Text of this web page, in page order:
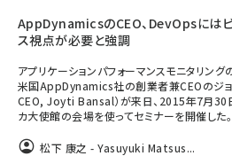
AppDynamicsのCEO、DevOpsには
ス視点が必要と強調
アプリケーションパフォーマンスモニタリン
米国AppDynamics社の創業者兼CEOのジョ
CEO, Joyti Bansal）が来日、2015年7月30
カ大使館の会場を使ってセミナーを開催した
松下 康之 - Yasuyuki Matsus...